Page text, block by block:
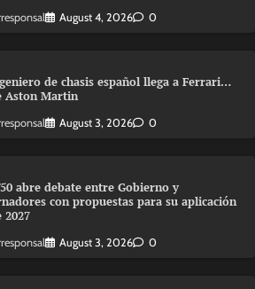
August 4, 2026 0
de chasis español llega a Ferrari…
Aston Martin
August 3, 2026 0
abre debate entre Gobierno y
con propuestas para su aplicación
2027
August 3, 2026 0